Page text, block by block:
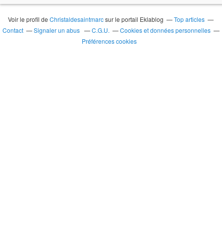
Voir le profil deChristaldesaintmarcsur le portail Eklablog
Top articles
Contact
Signaler un abus C.G.U.
Cookies et données personnelles
Préférences cookies